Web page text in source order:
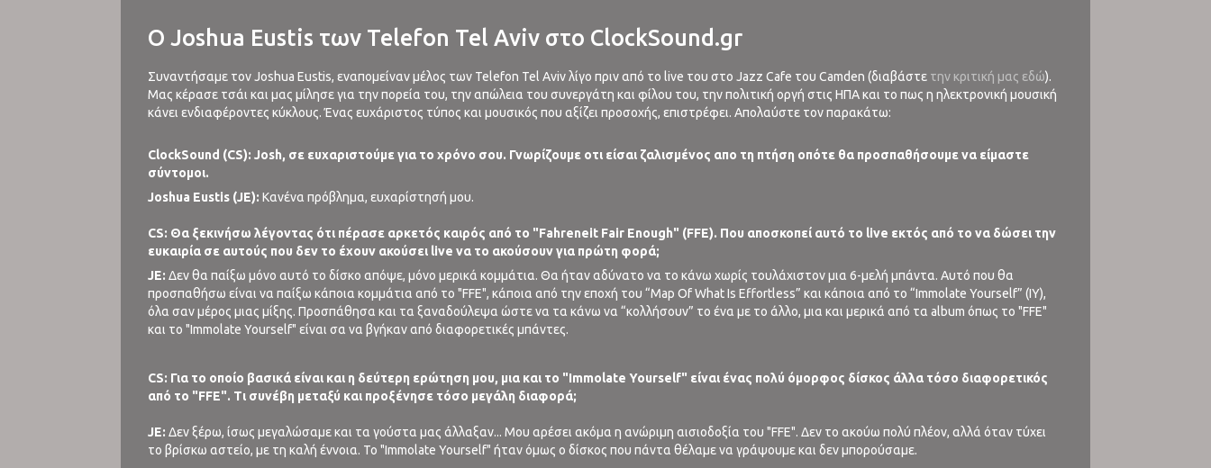
O Joshua Eustis των Telefon Tel Aviv στο ClockSound.gr
Συναντήσαμε τον Joshua Eustis, εναπομείναν μέλος των Telefon Tel Aviv λίγο πριν από το live του στο Jazz Cafe του Camden (διαβάστε την κριτική μας εδώ).
Μας κέρασε τσάι και μας μίλησε για την πορεία του, την απώλεια του συνεργάτη και φίλου του, την πολιτική οργή στις ΗΠΑ και το πως η ηλεκτρονική μουσική
κάνει ενδιαφέροντες κύκλους. Ένας ευχάριστος τύπος και μουσικός που αξίζει προσοχής, επιστρέφει. Απολαύστε τον παρακάτω:
ClockSound (CS): Josh, σε ευχαριστούμε για το χρόνο σου. Γνωρίζουμε οτι είσαι ζαλισμένος απο τη πτήση οπότε θα προσπαθήσουμε να είμαστε
σύντομοι.
Joshua Eustis (JE): Κανένα πρόβλημα, ευχαρίστησή μου.
CS: Θα ξεκινήσω λέγοντας ότι πέρασε αρκετός καιρός από το "Fahreneit Fair Enough" (FFE). Που αποσκοπεί αυτό το live εκτός από το να δώσει την
ευκαιρία σε αυτούς που δεν το έχουν ακούσει live να το ακούσουν για πρώτη φορά;
JE: Δεν θα παίξω μόνο αυτό το δίσκο απόψε, μόνο μερικά κομμάτια. Θα ήταν αδύνατο να το κάνω χωρίς τουλάχιστον μια 6-μελή μπάντα. Αυτό που θα
προσπαθήσω είναι να παίξω κάποια κομμάτια από το "FFE", κάποια από την εποχή του “Map Of What Is Effortless” και κάποια από το “Immolate Yourself” (IY),
όλα σαν μέρος μιας μίξης. Προσπάθησα και τα ξαναδούλεψα ώστε να τα κάνω να “κολλήσουν” το ένα με το άλλο, μια και μερικά από τα album όπως το "FFE"
και το "Immolate Yourself" είναι σα να βγήκαν από διαφορετικές μπάντες.
CS: Για τo oποίο βασικά είναι και η δεύτερη ερώτηση μου, μια και το "Immolate Yourself" είναι ένας πολύ όμορφος δίσκος άλλα τόσο διαφορετικός
από το "FFE". Τι συνέβη μεταξύ και προξένησε τόσο μεγάλη διαφορά;
JE: Δεν ξέρω, ίσως μεγαλώσαμε και τα γούστα μας άλλαξαν... Μου αρέσει ακόμα η ανώριμη αισιοδοξία του "FFE". Δεν το ακούω πολύ πλέον, αλλά όταν τύχει
το βρίσκω αστείο, με τη καλή έννοια. Το "Immolate Yourself" ήταν όμως ο δίσκος που πάντα θέλαμε να γράψουμε και δεν μπορούσαμε.